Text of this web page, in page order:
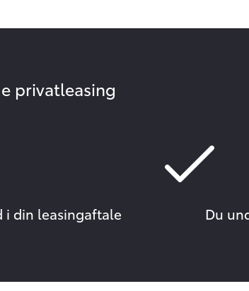
privatleasing
i din leasingaftale Du